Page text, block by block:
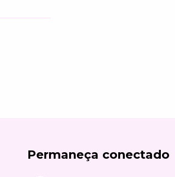
Permaneça conectado